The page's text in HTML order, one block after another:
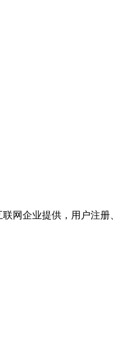
网企业提供，用户注